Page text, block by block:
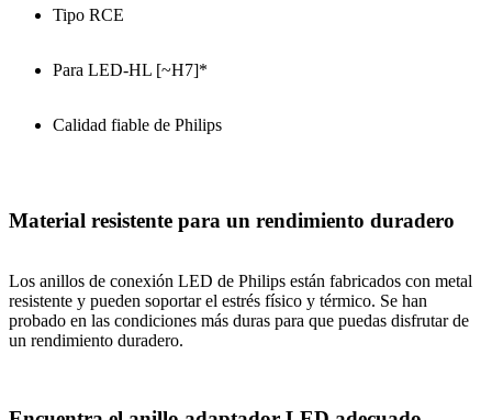
Tipo RCE
Para LED-HL [~H7]*
Calidad fiable de Philips
Material resistente para un rendimiento duradero
Los anillos de conexión LED de Philips están fabricados con metal
resistente y pueden soportar el estrés físico y térmico. Se han
probado en las condiciones más duras para que puedas disfrutar de
un rendimiento duradero.